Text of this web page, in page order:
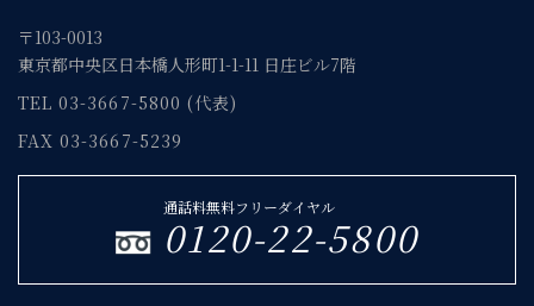
〒103-0013
東京都中央区日本橋人形町1-1-11 日庄ビル7階
TEL 03-3667-5800 (代表)
FAX 03-3667-5239
通話料無料フリーダイヤル
0120-22-5800